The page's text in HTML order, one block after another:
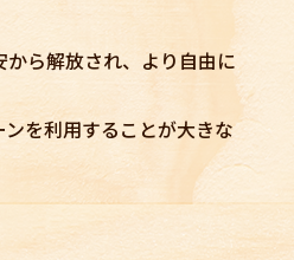
ら解放され、より自由に
を利用することが大きな